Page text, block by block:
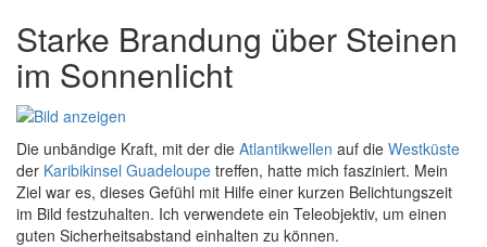
Starke Brandung über Steinen
im Sonnenlicht
Die unbändige Kraft, mit der die Atlantikwellen auf die Westküste
der Karibikinsel Guadeloupe treffen, hatte mich fasziniert. Mein
Ziel war es, dieses Gefühl mit Hilfe einer kurzen Belichtungszeit
im Bild festzuhalten. Ich verwendete ein Teleobjektiv, um einen
guten Sicherheitsabstand einhalten zu können.